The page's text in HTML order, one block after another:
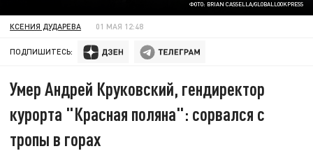
ФОТО: BRIAN CASSELLA/GLOBALLOOKPRESS
КСЕНИЯ ДУДАРЕВА 01 МАЯ 12:48
ПОДПИШИТЕСЬ:
Умер Андрей Круковский, гендиректор
курорта "Красная поляна": сорвался с
тропы в горах